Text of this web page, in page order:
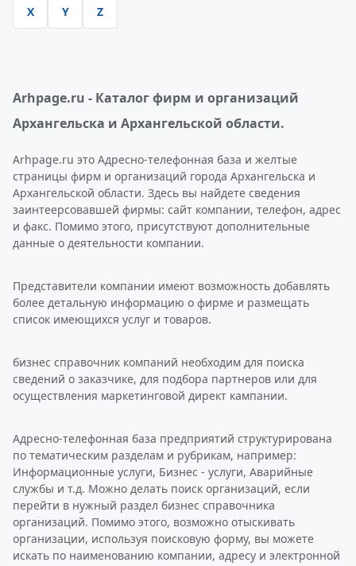
X Y Z
Arhpage.ru - Каталог фирм и организаций
Архангельска и Архангельской области.
Arhpage.ru это Адресно-телефонная база и желтые
страницы фирм и организаций города Архангельска и
Архангельской области. Здесь вы найдете сведения
заинтеерсовавшей фирмы: сайт компании, телефон, адрес
и факс. Помимо этого, присутствуют дополнительные
данные о деятельности компании.
Представители компании имеют возможность добавлять
более детальную информацию о фирме и размещать
список имеющихся услуг и товаров.
бизнес справочник компаний необходим для поиска
сведений о заказчике, для подбора партнеров или для
осуществления маркетинговой директ кампании.
Адресно-телефонная база предприятий структурирована
по тематическим разделам и рубрикам, например:
Информационные услуги, Бизнес - услуги, Аварийные
службы и т.д. Можно делать поиск организаций, если
перейти в нужный раздел бизнес справочника
организаций. Помимо этого, возможно отыскивать
организации, используя поисковую форму, вы можете
искать по наименованию компании, адресу и электронной